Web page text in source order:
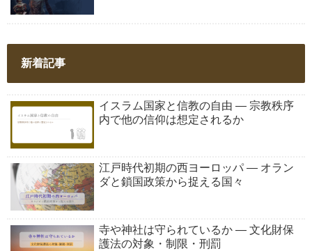
新着記事
イスラム国家と信教の自由 ― 宗教秩序
内で他の信仰は想定されるか
江戸時代初期の西ヨーロッパ ― オラン
ダと鎖国政策から捉える国々
寺や神社は守られているか ― 文化財保
護法の対象・制限・刑罰